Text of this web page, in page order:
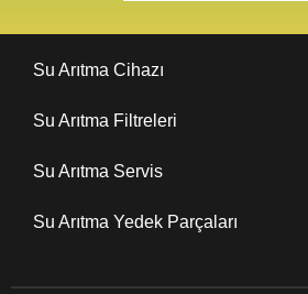
Su Arıtma Cihazı
Su Arıtma Filtreleri
Su Arıtma Servis
Su Arıtma Yedek Parçaları